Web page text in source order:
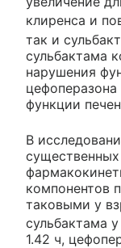
клиренса и
так и
сульбактама
нарушения
функции
В
компонентов
таковыми у
сульбактама
1.42 ч,